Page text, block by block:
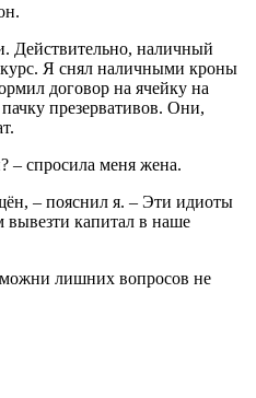
Действительно, наличный
Я снял наличными кроны
договор на ячейку на
презервативов. Они,
– спросила меня жена.
– пояснил я. – Эти идиоты
капитал в наше
лишних вопросов не